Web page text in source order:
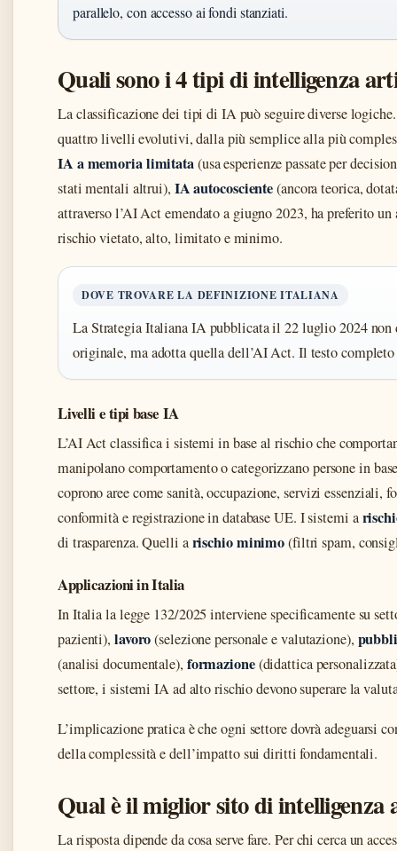
parallelo, con accesso ai fondi stanziati.
Quali sono i 4 tipi di intelligenza
La classificazione dei tipi di IA può seguire diverse
quattro livelli evolutivi, dalla più semplice alla più
IA a memoria limitata(usa esperienze passate per
stati mentali altrui), IA autocosciente(ancora teorica,
attraverso l’AI Act emendato a giugno 2023, ha preferito
rischio vietato, alto, limitato e minimo.
DOVE TROVARE LA DEFINIZIONE ITALIANA
La Strategia Italiana IA pubblicata il 22 luglio 2024 non
originale, ma adotta quella dell’AI Act. Il testo
Livelli e tipi base IA
L’AI Act classifica i sistemi in base al rischio che
manipolano comportamento o categorizzano persone in
coprono aree come sanità, occupazione, servizi
conformità e registrazione in database UE. I sistemi a
di trasparenza. Quelli arischio minimo(filtri spam,
Applicazioni in Italia
In Italia la legge 132/2025 interviene specificamente su
pazienti), lavoro(selezione personale e valutazione),
(analisi documentale), formazione(didattica
settore, i sistemi IA ad alto rischio devono superare la
L’implicazione pratica è che ogni settore dovrà adeguarsi
della complessità e dell’impatto sui diritti fondamentali.
Qual è il miglior sito di intelligenza
La risposta dipende da cosa serve fare. Per chi cerca un